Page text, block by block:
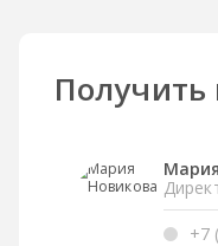
Получить
+7